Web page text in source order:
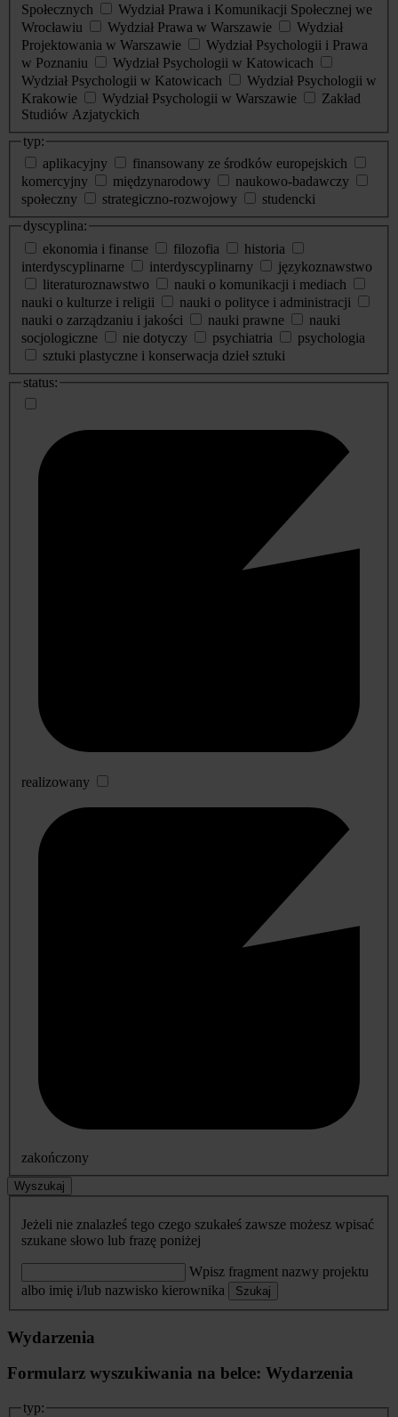
Społecznych
Wydział Prawa i Komunikacji Społecznej we
Wrocławiu
Wydział Prawa w Warszawie
Wydział
Projektowania w Warszawie
Wydział Psychologii i Prawa
w Poznaniu
Wydział Psychologii w Katowicach
Wydział Psychologii w Katowicach
Wydział Psychologii w
Krakowie
Wydział Psychologii w Warszawie
Zakład
Studiów Azjatyckich
typ:
aplikacyjny
finansowany ze środków europejskich
komercyjny
międzynarodowy
naukowo-badawczy
społeczny
strategiczno-rozwojowy
studencki
dyscyplina:
ekonomia i finanse
filozofia
historia
interdyscyplinarne
interdyscyplinarny
językoznawstwo
literaturoznawstwo
nauki o komunikacji i mediach
nauki o kulturze i religii
nauki o polityce i administracji
nauki o zarządzaniu i jakości
nauki prawne
nauki
socjologiczne
nie dotyczy psychiatria
psychologia
sztuki plastyczne i konserwacja dzieł sztuki
status:
realizowany
zakończony
Wyszukaj
Jeżeli nie znalazłeś tego czego szukałeś zawsze możesz wpisać
szukane słowo lub frazę poniżej
Wpisz fragment nazwy projektu
albo imię i/lub nazwisko kierownika
Szukaj
Wydarzenia
Formularz wyszukiwania na belce: Wydarzenia
typ: